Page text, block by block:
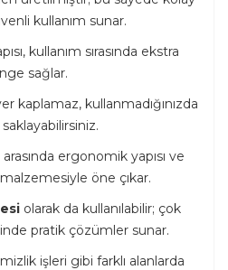
kullanım sunar.
kullanım sırasında ekstra
sağlar.
kaplamaz, kullanmadığınızda
arasında ergonomik yapısı ve
malzemesiyle öne çıkar.
olarak da kullanılabilir; çok
pratik çözümler sunar.
işleri gibi farklı alanlarda